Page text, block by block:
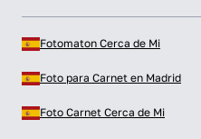
Fotomaton Cerca de Mi
Foto para Carnet en Madrid
Foto Carnet Cerca de Mi